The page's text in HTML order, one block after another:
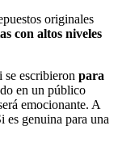
originales
con altos niveles
se escribieron para
en un público
emocionante. A
es genuina para una